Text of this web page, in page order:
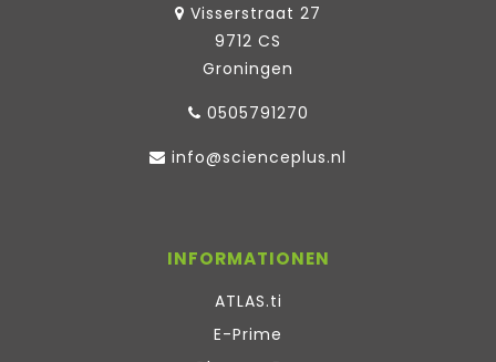
Visserstraat 27
9712 CS
Groningen
0505791270
info@scienceplus.nl
INFORMATIONEN
ATLAS.ti
E-Prime